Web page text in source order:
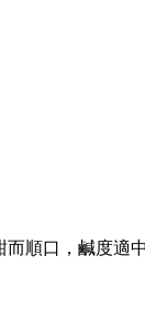
順口，鹹度